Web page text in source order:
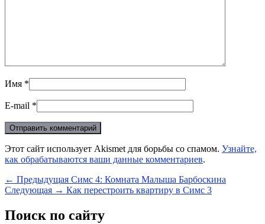
Имя *
E-mail *
Этот сайт использует Akismet для борьбы со спамом. Узнайте,
как обрабатываются ваши данные комментариев.
Навигация
по
записям
← Предыдущая Предыдущая
запись:
Симс 4: Комната Малыша Барбоскина
Следующая → Следующая
Как перестроить квартиру в Симс 3
Область
Поиск по сайту